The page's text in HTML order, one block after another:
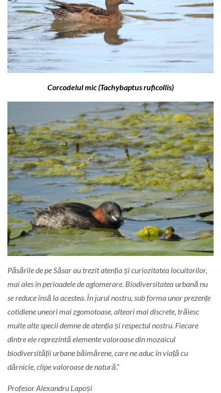
Corcodelul mic (Tachybaptus ruficollis)
Păsările de pe Săsar au trezit atenția și curiozitatea locuitorilor,
mai ales în perioadele de aglomerare. Biodiversitatea urbană nu
se reduce însă la acestea. În jurul nostru, sub forma unor prezențe
cotidiene uneori mai zgomotoase, alteori mai discrete, trăiesc
multe alte specii demne de atenția și respectul nostru. Fiecare
dintre ele reprezintă elemente valoroase din mozaicul
biodiversității urbane băimărene, care ne aduc în viață cu
dărnicie, clipe valoroase de natură.”
Profesor Alexandru Lapoși